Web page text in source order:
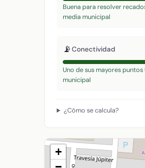
Buena para resolver
media municipal
📡Conectividad
Uno de sus mayores
municipal
¿Cómo se calcula?
+